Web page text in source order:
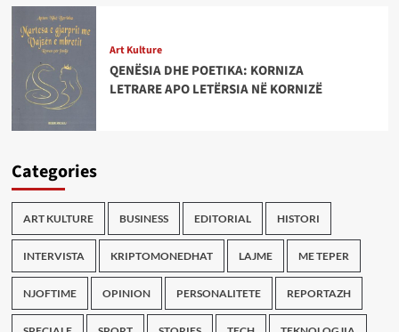
Art Kulture
QENËSIA DHE POETIKA: KORNIZA
LETRARE APO LETËRSIA NË KORNIZË
Categories
ART KULTURE BUSINESS EDITORIAL HISTORI
INTERVISTA KRIPTOMONEDHAT LAJME ME TEPER
NJOFTIME OPINION PERSONALITETE REPORTAZH